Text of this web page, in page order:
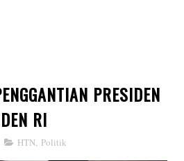
PRESIDEN
RI
HTN, Politik